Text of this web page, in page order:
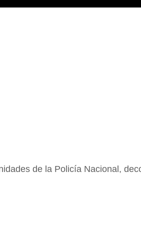
de la Policía Nacional,